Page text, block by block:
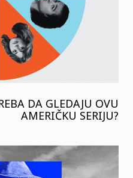
DA GLEDAJU OVU
AMERIČKU SERIJU?